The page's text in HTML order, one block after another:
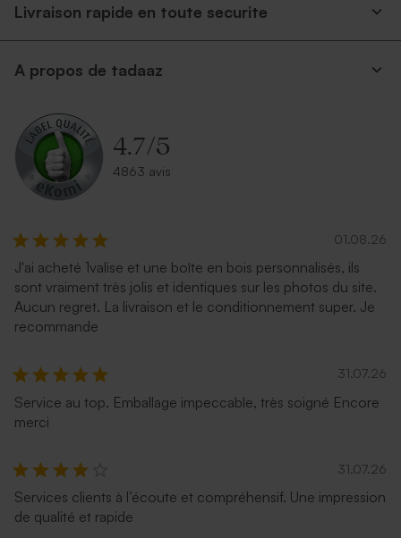
Livraison rapide en toute securite
A propos de tadaaz
4.7/5
4863 avis
01.08.26
J'ai acheté 1valise et une boîte en bois personnalisés, ils
sont vraiment très jolis et identiques sur les photos du site.
Aucun regret. La livraison et le conditionnement super. Je
recommande
31.07.26
Service au top. Emballage impeccable, très soigné Encore
merci
31.07.26
Services clients à l’écoute et compréhensif. Une impression
de qualité et rapide